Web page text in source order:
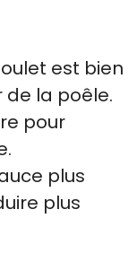
est bien
la poêle.
pour
plus
plus